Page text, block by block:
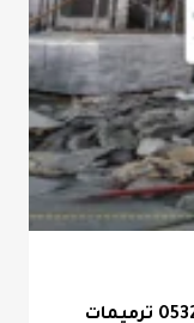
مقاول ترميمات الرياض ت: 0532068305 ترميمات